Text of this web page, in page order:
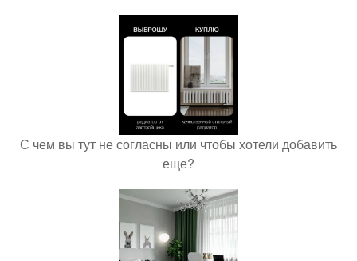
С чем вы тут не согласны или чтобы хотели добавить
еще?